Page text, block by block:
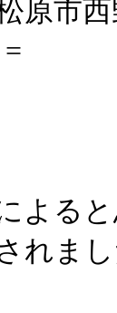
原市
よる
れま